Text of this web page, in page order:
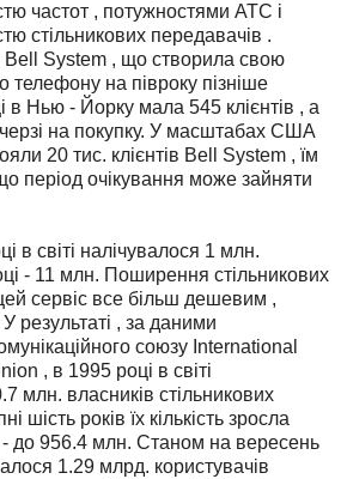
частот , потужностями АТС і
стільникових передавачів .
Bell System , що створила свою
телефону на півроку пізніше
в Нью - Йорку мала 545 клієнтів , а
на покупку. У масштабах США
20 тис. клієнтів Bell System , їм
період очікування може зайняти
в світі налічувалося 1 млн.
- 11 млн. Поширення стільникових
сервіс все більш дешевим ,
результаті , за даними
союзу International
, в 1995 році в світі
млн. власників стільникових
шість років їх кількість зросла
- до 956.4 млн. Станом на вересень
1.29 млрд. користувачів